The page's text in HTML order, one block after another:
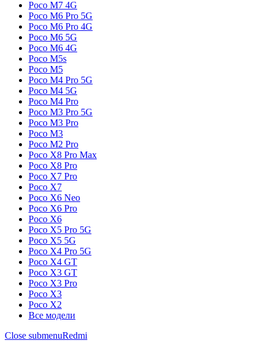
Poco M7 4G
Poco M6 Pro 5G
Poco M6 Pro 4G
Poco M6 5G
Poco M6 4G
Poco M5s
Poco M5
Poco M4 Pro 5G
Poco M4 5G
Poco M4 Pro
Poco M3 Pro 5G
Poco M3 Pro
Poco M3
Poco M2 Pro
Poco X8 Pro Max
Poco X8 Pro
Poco X7 Pro
Poco X7
Poco X6 Neo
Poco X6 Pro
Poco X6
Poco X5 Pro 5G
Poco X5 5G
Poco X4 Pro 5G
Poco X4 GT
Poco X3 GT
Poco X3 Pro
Poco X3
Poco X2
Все модели
Close submenuRedmi